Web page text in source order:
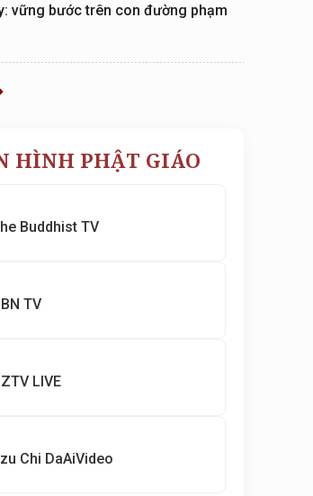
vững bước trên con đường phạm
HÌNH PHẬT GIÁO
Buddhist TV
TV
LIVE
Chi DaAiVideo